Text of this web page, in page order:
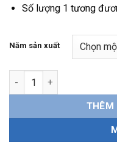
Số lượng 1 tương
Năm sản xuất
Gạt mưa xe Mercedes
THÊM